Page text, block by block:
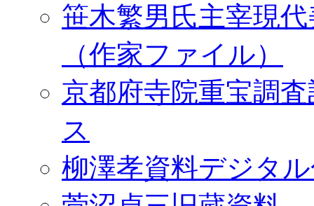
笹木繁男氏主宰現
（作家ファイル）
京都府寺院重宝調
ス
柳澤孝資料デジタ